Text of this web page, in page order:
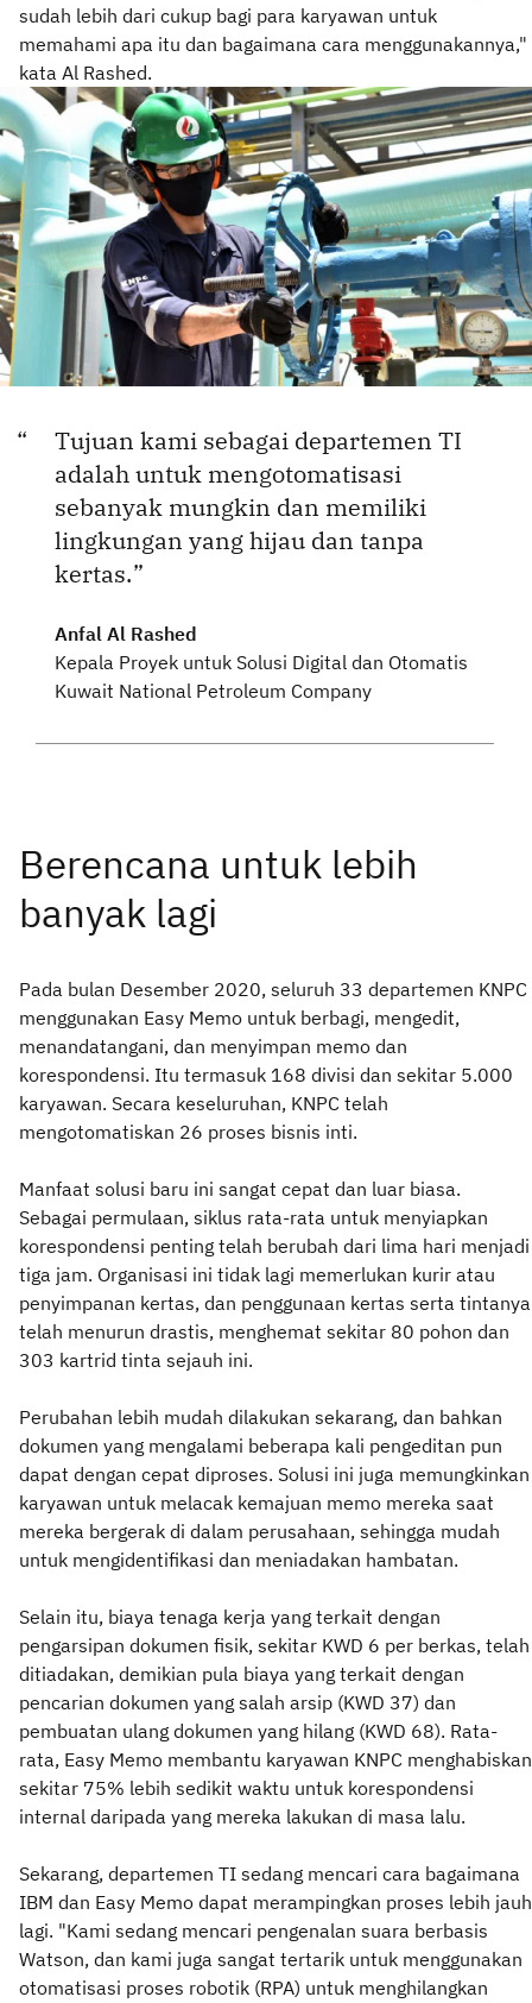
sudah lebih dari cukup bagi para karyawan untuk
memahami apa itu dan bagaimana cara menggunakannya,"
kata Al Rashed.
Tujuan kami sebagai departemen TI
adalah untuk mengotomatisasi
sebanyak mungkin dan memiliki
lingkungan yang hijau dan tanpa
kertas.
Anfal Al Rashed
Kepala Proyek untuk Solusi Digital dan Otomatis
Kuwait National Petroleum Company
Pada bulan Desember 2020, seluruh 33 departemen KNPC
menggunakan Easy Memo untuk berbagi, mengedit,
menandatangani, dan menyimpan memo dan
korespondensi. Itu termasuk 168 divisi dan sekitar 5.000
karyawan. Secara keseluruhan, KNPC telah
mengotomatiskan 26 proses bisnis inti.
Manfaat solusi baru ini sangat cepat dan luar biasa.
Sebagai permulaan, siklus rata-rata untuk menyiapkan
korespondensi penting telah berubah dari lima hari menjadi
tiga jam. Organisasi ini tidak lagi memerlukan kurir atau
penyimpanan kertas, dan penggunaan kertas serta tintanya
telah menurun drastis, menghemat sekitar 80 pohon dan
303 kartrid tinta sejauh ini.
Perubahan lebih mudah dilakukan sekarang, dan bahkan
dokumen yang mengalami beberapa kali pengeditan pun
dapat dengan cepat diproses. Solusi ini juga memungkinkan
karyawan untuk melacak kemajuan memo mereka saat
mereka bergerak di dalam perusahaan, sehingga mudah
untuk mengidentifikasi dan meniadakan hambatan.
Selain itu, biaya tenaga kerja yang terkait dengan
pengarsipan dokumen fisik, sekitar KWD 6 per berkas, telah
ditiadakan, demikian pula biaya yang terkait dengan
pencarian dokumen yang salah arsip (KWD 37) dan
pembuatan ulang dokumen yang hilang (KWD 68). Rata-
rata, Easy Memo membantu karyawan KNPC menghabiskan
sekitar 75% lebih sedikit waktu untuk korespondensi
internal daripada yang mereka lakukan di masa lalu.
Sekarang, departemen TI sedang mencari cara bagaimana
IBM dan Easy Memo dapat merampingkan proses lebih jauh
lagi. "Kami sedang mencari pengenalan suara berbasis
Watson, dan kami juga sangat tertarik untuk menggunakan
otomatisasi proses robotik (RPA) untuk menghilangkan